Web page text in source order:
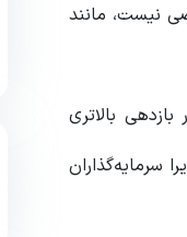
نیست، مانند
بالاتری
سرمایه‌گذاران